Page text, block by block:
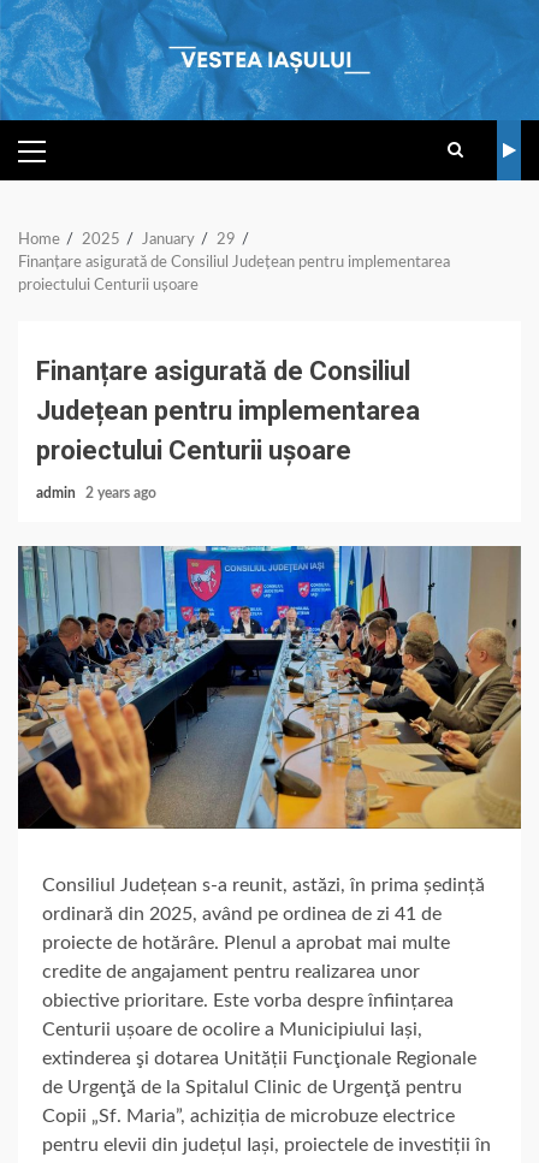
Skip
to
content
PRIMARY
MENU
Home 2025 January
29
Finanțare asigurată de Consiliul Județean pentru implementarea
proiectului Centurii ușoare
Finanțare asigurată de Consiliul
Județean pentru implementarea
proiectului Centurii ușoare
admin 2 years ago
Consiliul Județean s-a reunit, astăzi, în prima ședință
ordinară din 2025, având pe ordinea de zi 41 de
proiecte de hotărâre. Plenul a aprobat mai multe
credite de angajament pentru realizarea unor
obiective prioritare. Este vorba despre înființarea
Centurii ușoare de ocolire a Municipiului Iași,
extinderea şi dotarea Unității Funcţionale Regionale
de Urgenţă de la Spitalul Clinic de Urgenţă pentru
Copii „Sf. Maria”, achiziția de microbuze electrice
pentru elevii din județul Iași, proiectele de investiții în